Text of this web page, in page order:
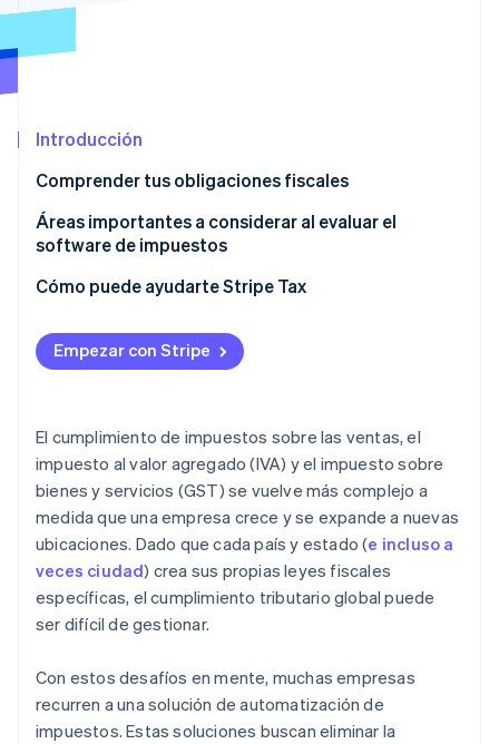
Mirar ahora
Introducción
Comprender tus obligaciones fiscales
Áreas importantes a considerar al evaluar el
software de impuestos
Configuración e implementación
Soporte geográfico
Tasas de impuestos precisas y en tiempo real
Precios
Cómo puede ayudarte Stripe Tax
Empezar con Stripe
El cumplimiento de impuestos sobre las ventas, el
impuesto al valor agregado (IVA) y el impuesto sobre
bienes y servicios (GST) se vuelve más complejo a
medida que una empresa crece y se expande a nuevas
ubicaciones. Dado que cada país y estado (e incluso a
veces ciudad) crea sus propias leyes fiscales
específicas, el cumplimiento tributario global puede
ser difícil de gestionar.
Con estos desafíos en mente, muchas empresas
recurren a una solución de automatización de
impuestos. Estas soluciones buscan eliminar la